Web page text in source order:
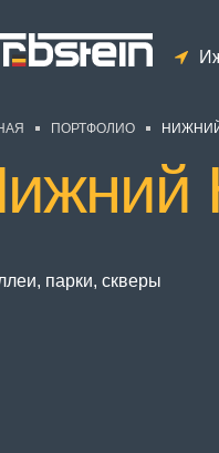
ПОРТФОЛИО
парки, скверы